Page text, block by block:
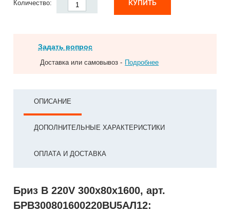
Количество: КУПИТЬ
Задать вопрос
Доставка или самовывоз - Подробнее
ОПИСАНИЕ
ДОПОЛНИТЕЛЬНЫЕ ХАРАКТЕРИСТИКИ
ОПЛАТА И ДОСТАВКА
Бриз В 220V 300x80x1600, арт.
БРВ300801600220ВU5АЛ12: